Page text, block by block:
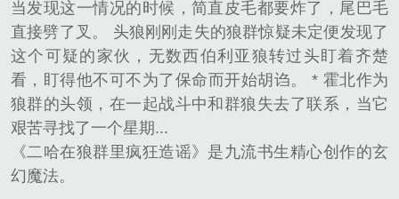
当发现这一情况的时候，简直皮毛都要炸了，尾巴毛
直接劈了叉。 头狼刚刚走失的狼群惊疑未定便发现了
这个可疑的家伙，无数西伯利亚狼转过头盯着齐楚
看，盯得他不可不为了保命而开始胡诌。 * 霍北作为
狼群的头领，在一起战斗中和群狼失去了联系，当它
艰苦寻找了一个星期...
《二哈在狼群里疯狂造谣》是九流书生精心创作的玄
幻魔法。